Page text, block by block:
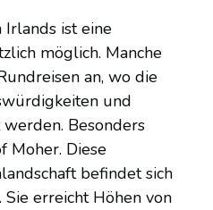
Irlands ist eine
möglich. Manche
an, wo die
und
Besonders
Moher. Diese
befindet sich
Sie erreicht Höhen von